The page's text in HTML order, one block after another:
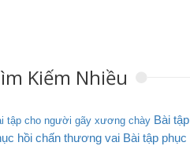
Kiếm Nhiều
tập cho người gãy xương chày Bài tập
hồi chấn thương vai Bài tập phục